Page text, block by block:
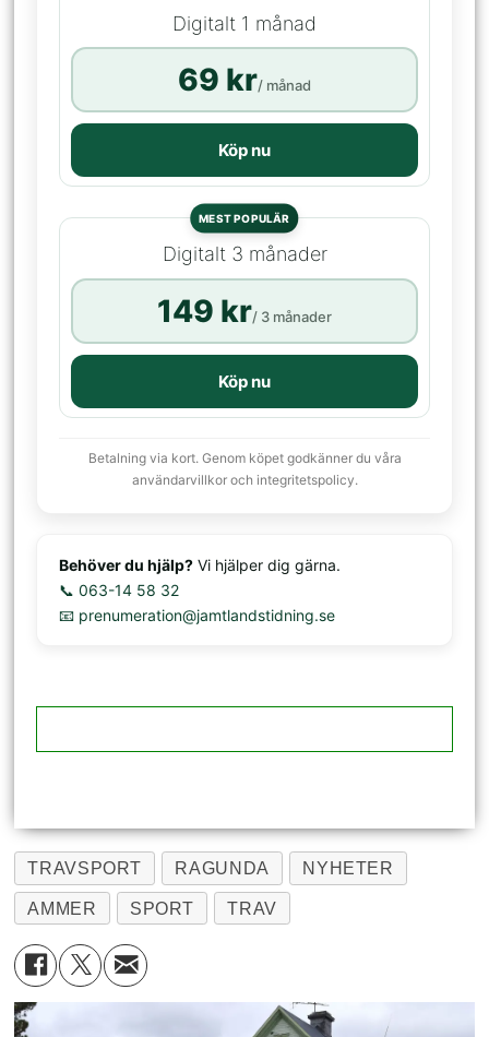
Digitalt 1 månad
69 kr/ månad
Köp nu
MEST POPULÄR
Digitalt 3 månader
149 kr/ 3 månader
Köp nu
Betalning via kort. Genom köpet godkänner du våra
användarvillkor och integritetspolicy.
Behöver du hjälp? Vi hjälper dig gärna.
📞 063-14 58 32
📧 prenumeration@jamtlandstidning.se
TRAVSPORT RAGUNDA NYHETER
AMMER SPORT TRAV